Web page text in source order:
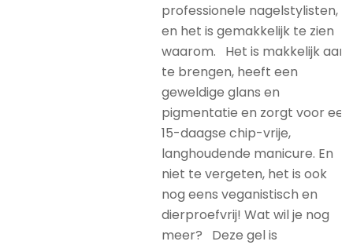
professionele nagelstylisten,
en het is gemakkelijk te zien
waarom. Het is makkelijk aan
te brengen, heeft een
geweldige glans en
pigmentatie en zorgt voor een
15-daagse chip-vrije,
langhoudende manicure. En
niet te vergeten, het is ook
nog eens veganistisch en
dierproefvrij! Wat wil je nog
meer? Deze gel is